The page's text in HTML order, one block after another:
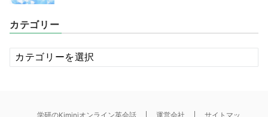
カテゴリー
カ
テ
学研のKiminiオンライン英会話 運営会社 サイトマッ